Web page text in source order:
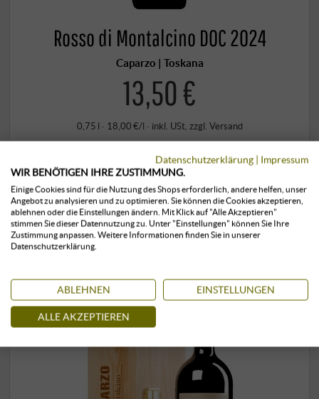
Rosso di Montalcino DOC 2024
Caparzo | Toskana
13,50 €
0,75 l · 18,00 €/l · inkl. USt, zzgl. Versand
–
KAUFEN
klimatisiert gelagert sofort verfügbar
Datenschutzerklärung | Impressum
WIR BENÖTIGEN IHRE ZUSTIMMUNG.
Einige Cookies sind für die Nutzung des Shops erforderlich, andere helfen, unser
Angebot zu analysieren und zu optimieren. Sie können die Cookies akzeptieren,
ablehnen oder die Einstellungen ändern. Mit Klick auf "Alle Akzeptieren"
stimmen Sie dieser Datennutzung zu. Unter "Einstellungen" können Sie Ihre
Zustimmung anpassen. Weitere Informationen finden Sie in unserer
Datenschutzerklärung.
ABLEHNEN EINSTELLUNGEN
ALLE AKZEPTIEREN